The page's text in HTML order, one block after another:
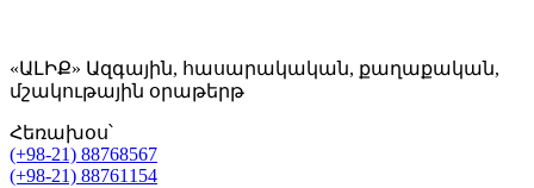
«ԱԼԻՔ» Ազգային, հասարակական, քաղաքական,
մշակութային օրաթերթ
Հեռախօս՝
(+98-21) 88768567
(+98-21) 88761154